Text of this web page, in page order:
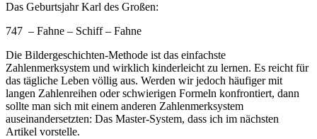
Das Geburtsjahr Karl des Großen:
747 – Fahne – Schiff – Fahne
Die Bildergeschichten-Methode ist das einfachste
Zahlenmerksystem und wirklich kinderleicht zu lernen. Es reicht für
das tägliche Leben völlig aus. Werden wir jedoch häufiger mit
langen Zahlenreihen oder schwierigen Formeln konfrontiert, dann
sollte man sich mit einem anderen Zahlenmerksystem
auseinandersetzten: Das Master-System, dass ich im nächsten
Artikel vorstelle.